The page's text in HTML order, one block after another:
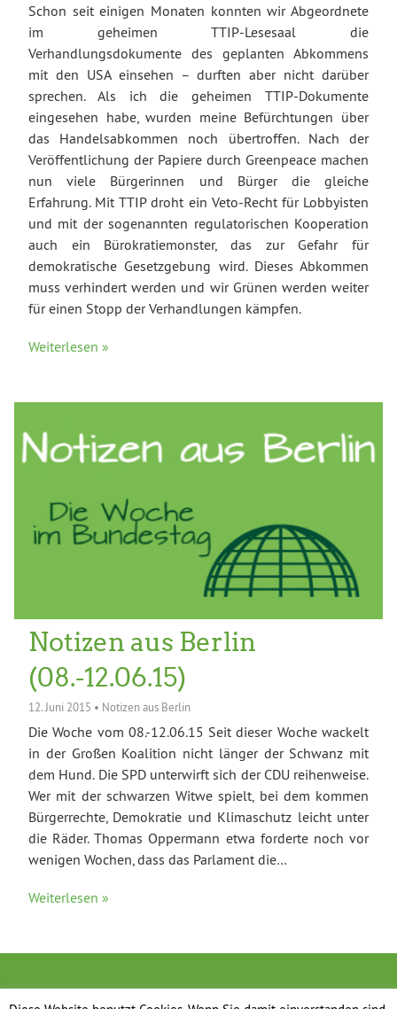
Schon seit einigen Monaten konnten wir Abgeordnete
im geheimen TTIP-Lesesaal die
Verhandlungsdokumente des geplanten Abkommens
mit den USA einsehen – durften aber nicht darüber
sprechen. Als ich die geheimen TTIP-Dokumente
eingesehen habe, wurden meine Befürchtungen über
das Handelsabkommen noch übertroffen. Nach der
Veröffentlichung der Papiere durch Greenpeace machen
nun viele Bürgerinnen und Bürger die gleiche
Erfahrung. Mit TTIP droht ein Veto-Recht für Lobbyisten
und mit der sogenannten regulatorischen Kooperation
auch ein Bürokratiemonster, das zur Gefahr für
demokratische Gesetzgebung wird. Dieses Abkommen
muss verhindert werden und wir Grünen werden weiter
für einen Stopp der Verhandlungen kämpfen.
Weiterlesen »
Notizen aus Berlin
(08.-12.06.15)
12. Juni 2015 • Notizen aus Berlin
Die Woche vom 08.-12.06.15 Seit dieser Woche wackelt
in der Großen Koalition nicht länger der Schwanz mit
dem Hund. Die SPD unterwirft sich der CDU reihenweise.
Wer mit der schwarzen Witwe spielt, bei dem kommen
Bürgerrechte, Demokratie und Klimaschutz leicht unter
die Räder. Thomas Oppermann etwa forderte noch vor
wenigen Wochen, dass das Parlament die…
Weiterlesen »